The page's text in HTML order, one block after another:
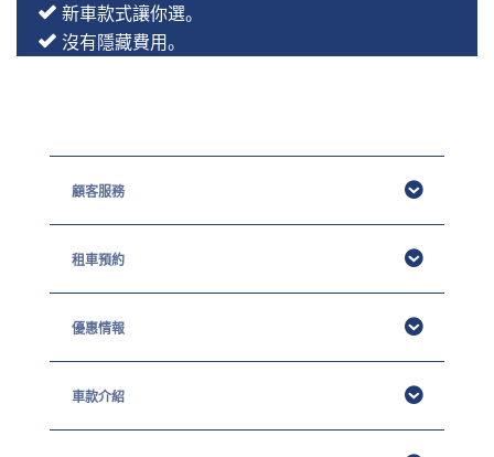
新車款式讓你選。
沒有隱藏費用。
顧客服務
租車預約
優惠情報
車款介紹